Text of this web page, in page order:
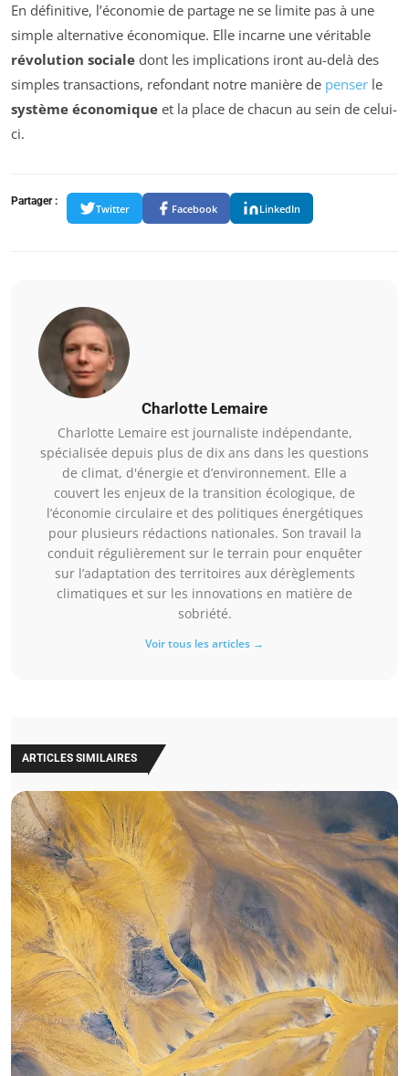
En définitive, l’économie de partage ne se limite pas à une
simple alternative économique. Elle incarne une véritable
révolution sociale dont les implications iront au-delà des
simples transactions, refondant notre manière de penser le
système économique et la place de chacun au sein de celui-
ci.
Partager :
Twitter Facebook LinkedIn
Charlotte Lemaire
Charlotte Lemaire est journaliste indépendante,
spécialisée depuis plus de dix ans dans les questions
de climat, d'énergie et d’environnement. Elle a
couvert les enjeux de la transition écologique, de
l’économie circulaire et des politiques énergétiques
pour plusieurs rédactions nationales. Son travail la
conduit régulièrement sur le terrain pour enquêter
sur l’adaptation des territoires aux dérèglements
climatiques et sur les innovations en matière de
sobriété.
Voir tous les articles →
ARTICLES SIMILAIRES